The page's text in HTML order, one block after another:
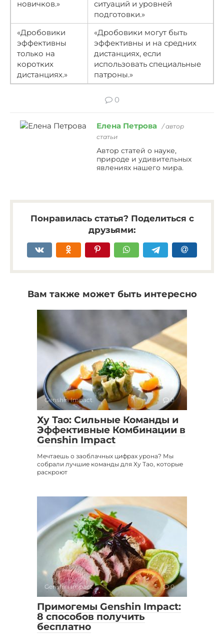
новичков.»
ситуаций и уровней
подготовки.»
«Дробовики
эффективны
только на
коротких
дистанциях.»
«Дробовики могут быть
эффективны и на средних
дистанциях, если
использовать специальные
патроны.»
0
Елена Петрова
/ автор
статьи
Автор статей о науке,
природе и удивительных
явлениях нашего мира.
Понравилась статья? Поделиться с
друзьями:
Вам также может быть интересно
Genshin Impact 0
Ху Тао: Сильные Команды и
Эффективные Комбинации в
Genshin Impact
Мечтаешь о заоблачных цифрах урона? Мы
собрали лучшие команды для Ху Тао, которые
раскроют
Genshin Impact 0
Примогемы Genshin Impact:
8 способов получить
бесплатно